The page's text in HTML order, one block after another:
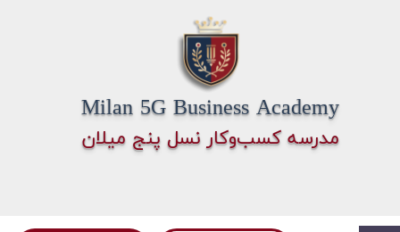
​مدرسه کسب‌وکار نسل پنج میلان
Milan 5G Business Academy